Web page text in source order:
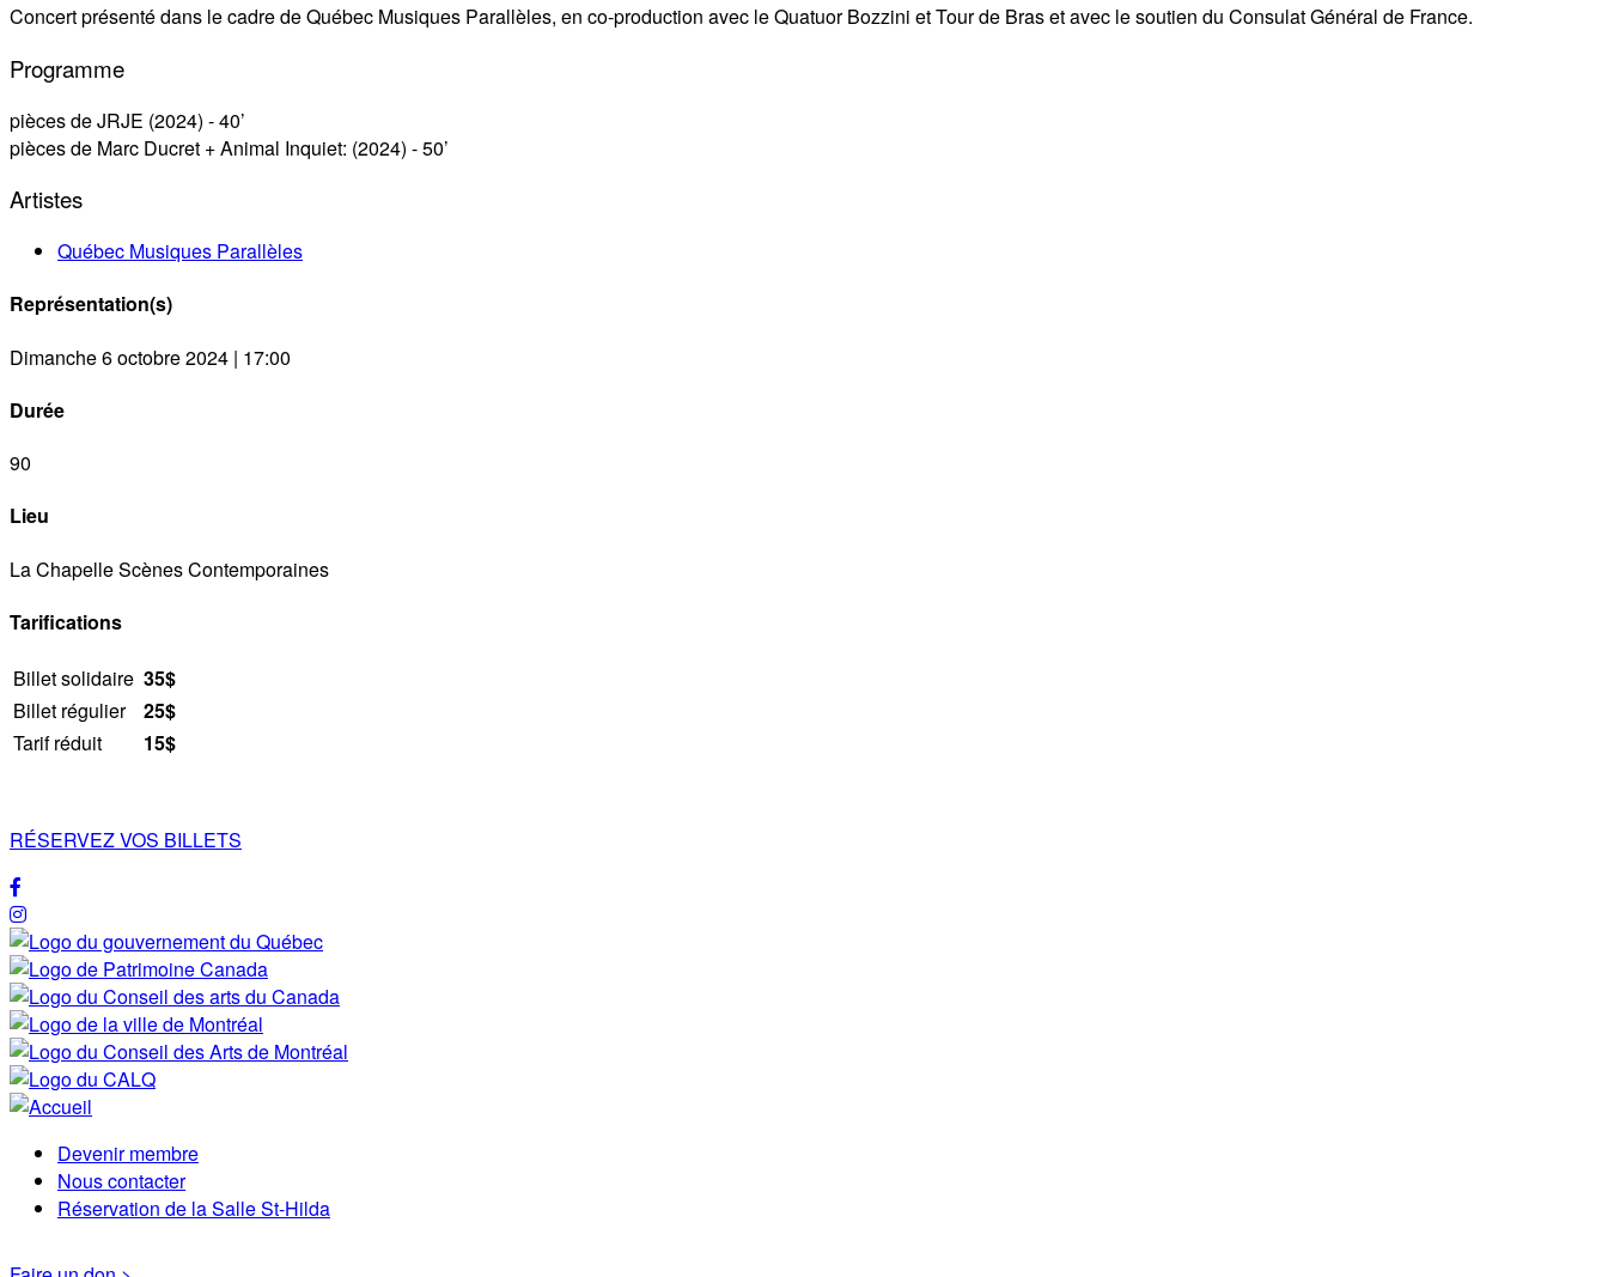
Concert présenté dans le cadre de Québec Musiques Parallèles, en co-production avec le Quatuor Bozzini et Tour de Bras et avec le soutien du Consulat Général de France.
Programme
pièces de JRJE (2024) - 40’
pièces de Marc Ducret + Animal Inquiet: (2024) - 50’
Artistes
Québec Musiques Parallèles
Représentation(s)
Dimanche 6 octobre 2024 | 17:00
Durée
90
Lieu
La Chapelle Scènes Contemporaines
Tarifications
Billet solidaire 35$
Billet régulier
25$
Tarif réduit
15$
RÉSERVEZ VOS BILLETS
Menu
Pied
de
Devenir membre
Nous contacter
Réservation de la Salle St-Hilda